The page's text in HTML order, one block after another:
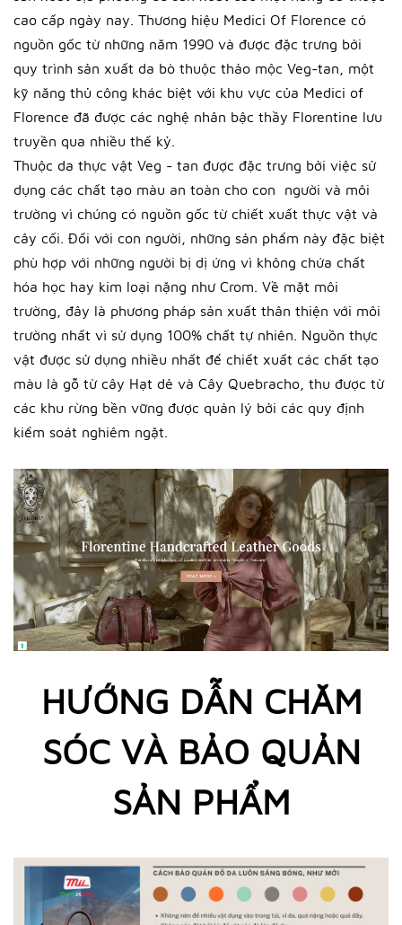
cao cấp ngày nay. Thương hiệu Medici Of Florence có
nguồn gốc từ những năm 1990 và được đặc trưng bởi
quy trình sản xuất da bò thuộc thảo mộc Veg-tan, một
kỹ năng thủ công khác biệt với khu vực của Medici of
Florence đã được các nghệ nhân bậc thầy Florentine lưu
truyền qua nhiều thế kỷ.
Thuộc da thực vật Veg - tan được đặc trưng bởi việc sử
dụng các chất tạo màu an toàn cho con người và môi
trường vì chúng có nguồn gốc từ chiết xuất thực vật và
cây cối. Đối với con người, những sản phẩm này đặc biệt
phù hợp với những người bị dị ứng vì không chứa chất
hóa học hay kim loại nặng như Crom. Về mặt môi
trường, đây là phương pháp sản xuất thân thiện với môi
trường nhất vì sử dụng 100% chất tự nhiên. Nguồn thực
vật được sử dụng nhiều nhất để chiết xuất các chất tạo
màu là gỗ từ cây Hạt dẻ và Cây Quebracho, thu được từ
các khu rừng bền vững được quản lý bởi các quy định
kiểm soát nghiêm ngặt.
HƯỚNG DẪN CHĂM
SÓC VÀ BẢO QUẢN
SẢN PHẨM